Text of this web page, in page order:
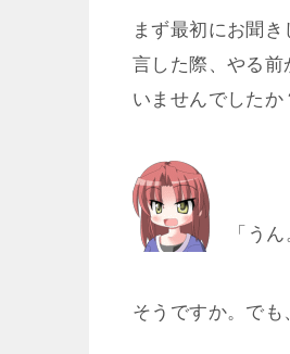
まず最初にお聞
言した際、やる前
いませんでしたか
「うん
そうですか。でも